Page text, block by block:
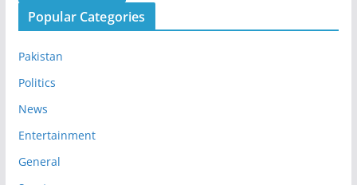
Popular Categories
Pakistan
Politics
News
Entertainment
General